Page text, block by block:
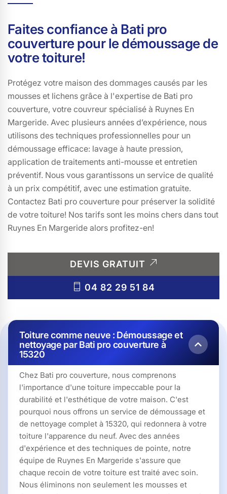
couverture pour un entretien de toiture qui rime avec
Faites confiance à Bati pro
couverture pour le démoussage de
votre toiture!
Protégez votre maison des dommages causés par les
mousses et lichens grâce à l'expertise de Bati pro
couverture, votre couvreur spécialisé à Ruynes En
Margeride. Avec plusieurs années d’expérience, nous
utilisons des techniques professionnelles pour un
démoussage efficace: lavage à haute pression,
application de traitements anti-mousse et entretien
préventif. Nous vous garantissons un service de qualité
à un prix compétitif, avec une estimation gratuite.
Contactez Bati pro couverture pour préserver la solidité
de votre toiture! Nos tarifs sont les moins chers dans tout
Ruynes En Margeride alors profitez-en!
DEVIS GRATUIT
04 82 29 51 84
Toiture comme neuve : Démoussage et
nettoyage par Bati pro couverture à
15320
Chez Bati pro couverture, nous comprenons
l'importance d'une toiture impeccable pour la
durabilité et l'esthétique de votre maison. C'est
pourquoi nous offrons un service de démoussage et
de nettoyage complet à 15320, qui redonnera à votre
toiture l'apparence du neuf. Avec des années
d'expérience et des techniques de pointe, notre
équipe de Ruynes En Margeride s'assure que
chaque recoin de votre toiture est traité avec soin.
Nous éliminons non seulement les mousses et